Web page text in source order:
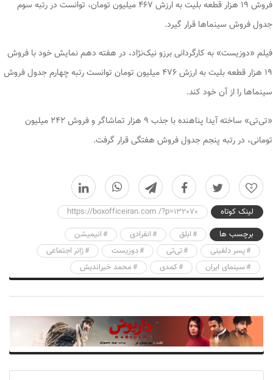
فروش ۱۹ هزار قطعه بلیت به ارزش ۴۶۷ میلیون تومان، توانست در رتبه سوم
جدول فروش سینما‌ها قرار گیرد.
فیلم «دوزیست» به کارگردانی برزو نیک‌نژاد، در هفته دهم نمایش خود با فروش
۱۹ هزار قطعه بلیت به ارزش ۴۷۶ میلیون تومان توانست رتبه چهارم جدول فروش
سینما‌ها را از آن خود کند.
«تی‌تی» ساخته آیدا پناهنده با جذب ۹ هزار تماشاگر و فروش ۲۴۲ میلیون
تومانی، در رتبه پنجم جدول فروش هفتگی قرار گرفت.
0
لینک کوتاه
https://boxofficeiran.com /?p=132070
برچسب ها
ابلق انفرادی
انیمیشن
پسر دلفینی
تی‌تی دوزیست
ژانر اجتماعی
سینمای ایران
کمدی محمد خیراندیش